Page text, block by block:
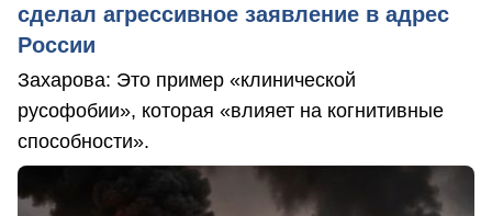
сделал агрессивное заявление в адрес
России
Захарова: Это пример «клинической
русофобии», которая «влияет на когнитивные
способности».